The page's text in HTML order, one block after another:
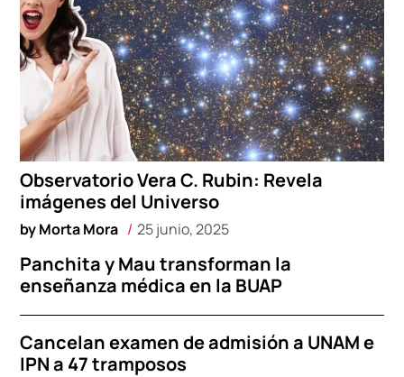
Observatorio Vera C. Rubin: Revela
imágenes del Universo
byMorta Mora 25 junio, 2025
Panchita y Mau transforman la
enseñanza médica en la BUAP
Cancelan examen de admisión a UNAM e
IPN a 47 tramposos